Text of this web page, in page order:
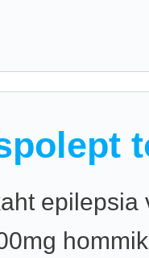
epilepsia